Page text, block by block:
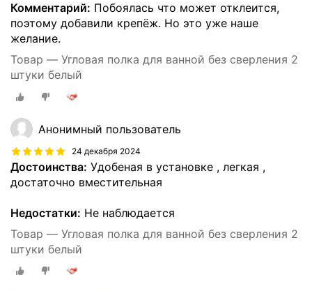
Комментарий: Побоялась что может отклеится,
поэтому добавили крепёж. Но это уже наше
желание.
Товар — Угловая полка для ванной без сверления 2
штуки белый
Анонимный пользователь
24 декабря 2024
Достоинства: Удобеная в установке , легкая ,
достаточно вместительная
Недостатки: Не наблюдается
Товар — Угловая полка для ванной без сверления 2
штуки белый